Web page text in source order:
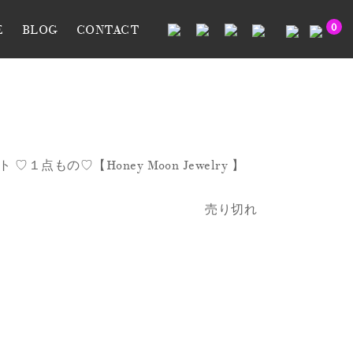
BLOG CONTACT 0
♡１点もの♡【Honey Moon Jewelry 】
売り切れ